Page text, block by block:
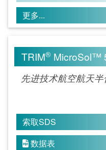
更多...
TRIM® MicroSol™
先进技术航空航天
索取SDS
 数据表